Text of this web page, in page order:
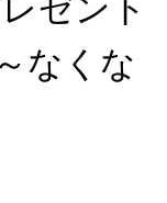
なくな